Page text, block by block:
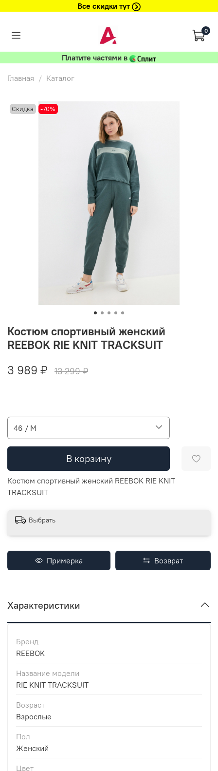
Все скидки тут
0
Платите частями в
Главная Каталог
Скидка -70%
Костюм спортивный женский
REEBOK RIE KNIT TRACKSUIT
3 989 ₽
13 299 ₽
46 / M
В корзину
Костюм спортивный женский REEBOK RIE KNIT
TRACKSUIT
Выбрать
Примерка Возврат
Характеристики
Бренд
REEBOK
Название модели
RIE KNIT TRACKSUIT
Возраст
Взрослые
Пол
Женский
Цвет